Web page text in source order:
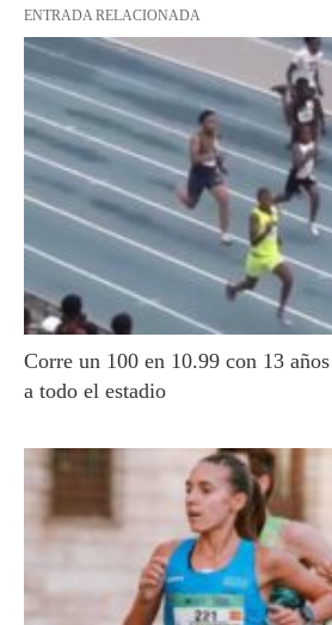
ENTRADA RELACIONADA
Corre un 100 en 10.99 con 13
a todo el estadio